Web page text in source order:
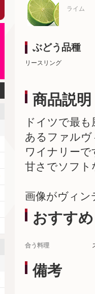
ライム
ぶどう品種
リースリング
商品説明
ドイツで最
あるファルヴ
ワイナリー
甘さでソフト
画像がヴィン
おすすめ
合う料理
備考